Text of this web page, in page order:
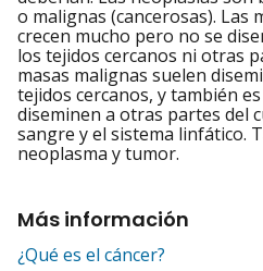
o malignas (cancerosas). Las
crecen mucho pero no se
los tejidos cercanos ni otras
masas malignas suelen
tejidos cercanos, y también
diseminen a otras partes del
sangre y el sistema linfático.
neoplasma y tumor.
Más información
¿Qué es el cáncer?